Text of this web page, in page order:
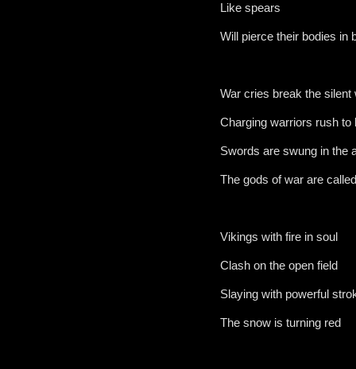
Like spears
Will pierce their bodies in
War cries break the silent
Charging warriors rush to
Swords are swung in the
The gods of war are called
Vikings with fire in soul
Clash on the open field
Slaying with powerful
The snow is turning red